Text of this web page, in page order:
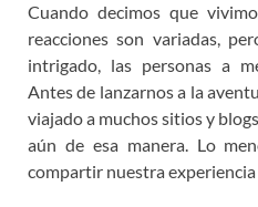
Cuando decimos que
reacciones son variadas,
intrigado, las personas a
Antes de lanzarnos a la
viajado a muchos sitios y
aún de esa manera. Lo
compartir nuestra